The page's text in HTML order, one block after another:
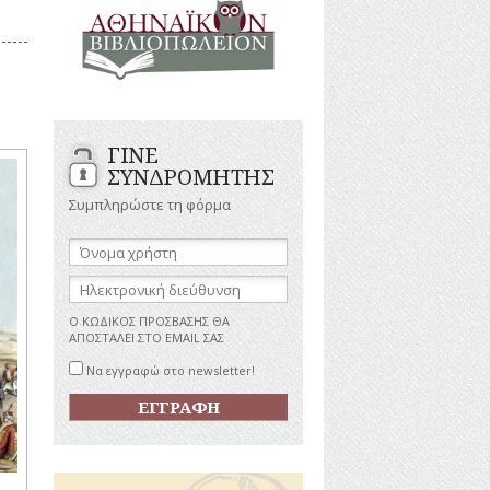
ΑΝΔΡΕΣ
ΕΛΛΗΝΙΚΕΣ
ΠΡΟΣΩΠΙΚΟΤΗΤΕΣ
ΕΠΙΧΕΙΡΗΜΑΤΙΕΣ
ΗΘΟΠΟΙΟΙ
ΚΑΛΛΙΤΕΧΝΕΣ
ΞΕΝΕΣ
ΠΡΟΣΩΠΙΚΟΤΗΤΕΣ
ΑΘΛΗΤΙΣΜΟΥ
ΠΕΡΙΗΓΗΤΕΣ
ΠΟΛΙΤΙΚΟΙ
ΣΥΓΓΡΑΦΕΙΣ
–
ΦΙΛΕΛΛΗΝΕΣ
ΓΙΝΕ
ΣΥΝΔΡΟΜΗΤΗΣ
Συμπληρώστε τη φόρμα
Όνομα
χρήστη:
Ηλεκτρονική
διεύθυνση:
Ο ΚΩΔΙΚΟΣ ΠΡΟΣΒΑΣΗΣ ΘΑ
ΑΠΟΣΤΑΛΕΙ ΣΤΟ EMAIL ΣΑΣ
Να εγγραφώ στο newsletter!